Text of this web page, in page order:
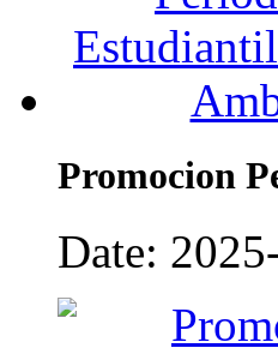
Promocion
Date: